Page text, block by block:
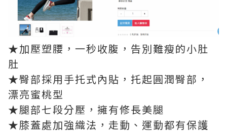
★加壓塑腰，一秒收腹，告別難瘦的小肚
肚
★臀部採用手托式內貼，托起圓潤臀部，
漂亮蜜桃型
★腿部七段分壓，擁有修長美腿
★膝蓋處加強織法，走動、運動都有保護